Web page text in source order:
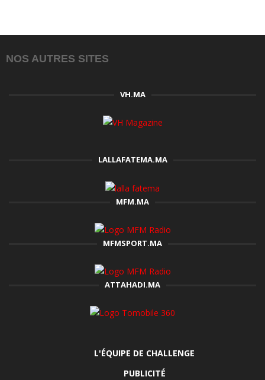
NOS AUTRES SITES
VH.MA
LALLAFATEMA.MA
MFM.MA
MFMSPORT.MA
ATTAHADI.MA
L'ÉQUIPE DE CHALLENGE
PUBLICITÉ